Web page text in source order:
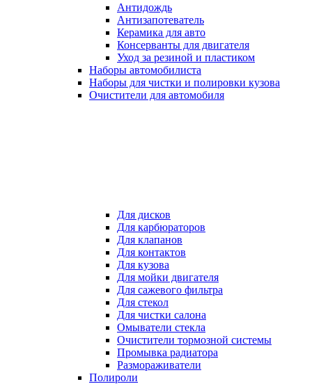
Антидождь
Антизапотеватель
Керамика для авто
Консерванты для двигателя
Уход за резиной и пластиком
Наборы автомобилиста
Наборы для чистки и полировки кузова
Очистители для автомобиля
Для дисков
Для карбюраторов
Для клапанов
Для контактов
Для кузова
Для мойки двигателя
Для сажевого фильтра
Для стекол
Для чистки салона
Омыватели стекла
Очистители тормозной системы
Промывка радиатора
Размораживатели
Полироли